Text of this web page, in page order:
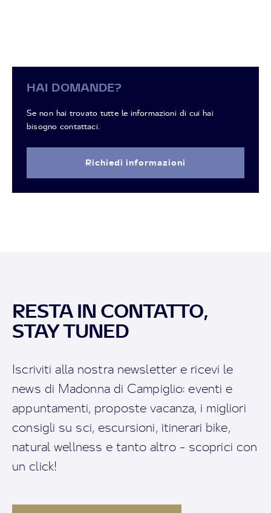
HAI DOMANDE?
Se non hai trovato tutte le informazioni di cui hai
bisogno contattaci.
Richiedi informazioni
RESTA IN CONTATTO,
STAY TUNED
Iscriviti alla nostra newsletter e ricevi le
news di Madonna di Campiglio: eventi e
appuntamenti, proposte vacanza, i migliori
consigli su sci, escursioni, itinerari bike,
natural wellness e tanto altro - scoprici con
un click!